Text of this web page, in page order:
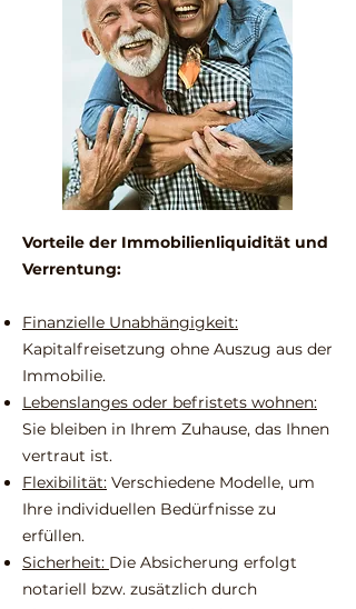
Vorteile der Immobilienliquidität und
Verrentung:
Finanzielle Unabhängigkeit:
Kapitalfreisetzung ohne Auszug aus der
Immobilie.
Lebenslanges oder befristets wohnen:
Sie bleiben in Ihrem Zuhause, das Ihnen
vertraut ist.
Flexibilität: Verschiedene Modelle, um
Ihre individuellen Bedürfnisse zu
erfüllen.
Sicherheit: Die Absicherung erfolgt
notariell bzw. zusätzlich durch